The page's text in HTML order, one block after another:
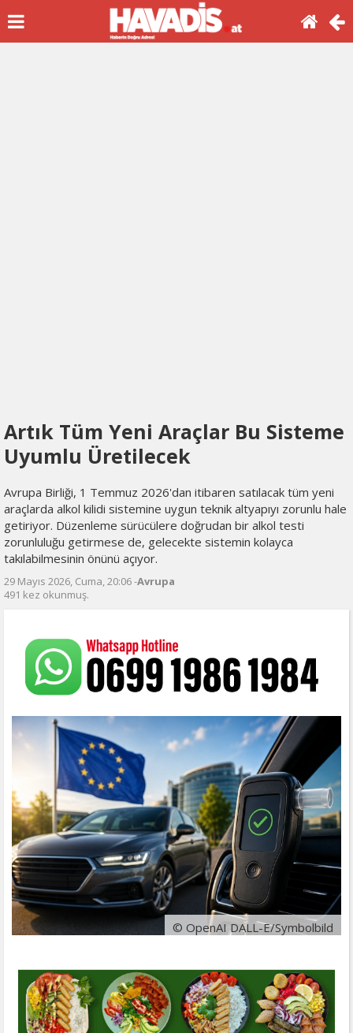
Artık Tüm Yeni Araçlar Bu Sisteme
Uyumlu Üretilecek
Avrupa Birliği, 1 Temmuz 2026'dan itibaren satılacak tüm yeni
araçlarda alkol kilidi sistemine uygun teknik altyapıyı zorunlu hale
getiriyor. Düzenleme sürücülere doğrudan bir alkol testi
zorunluluğu getirmese de, gelecekte sistemin kolayca
takılabilmesinin önünü açıyor.
29 Mayıs 2026, Cuma, 20:06 -Avrupa
491 kez okunmuş.
© OpenAI DALL-E/Symbolbild